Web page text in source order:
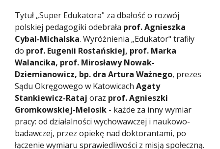
Tytuł „Super Edukatora" za dbałość o rozwój
polskiej pedagogiki odebrała prof. Agnieszka
Cybal-Michalska. Wyróżnienia „Edukator" trafiły
do prof. Eugenii Rostańskiej, prof. Marka
Walancika, prof. Mirosławy Nowak-
Dziemianowicz, bp. dra Artura Ważnego, prezes
Sądu Okręgowego w Katowicach Agaty
Stankiewicz-Rataj oraz prof. Agnieszki
Gromkowskiej-Melosik - każde za inny wymiar
pracy: od działalności wychowawczej i naukowo-
badawczej, przez opiekę nad doktorantami, po
łączenie wymiaru sprawiedliwości z misją społeczną.